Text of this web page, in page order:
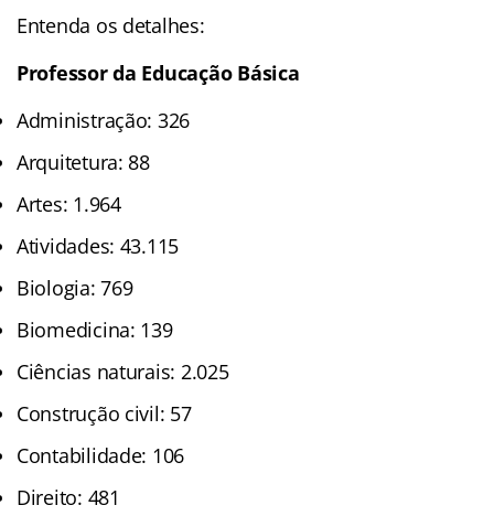
Entenda os detalhes:
Professor da Educação Básica
Administração: 326
Arquitetura: 88
Artes: 1.964
Atividades: 43.115
Biologia: 769
Biomedicina: 139
Ciências naturais: 2.025
Construção civil: 57
Contabilidade: 106
Direito: 481